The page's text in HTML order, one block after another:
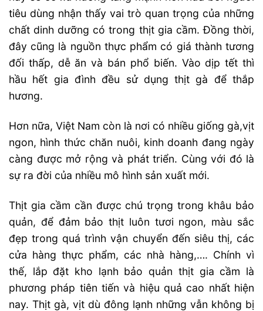
tiêu dùng nhận thấy vai trò quan trọng của những
chất dinh dưỡng có trong thịt gia cầm. Đồng thời,
đây cũng là nguồn thực phẩm có giá thành tương
đối thấp, dễ ăn và bán phổ biến. Vào dịp tết thì
hầu hết gia đình đều sử dụng thịt gà để thắp
hương.
Hơn nữa, Việt Nam còn là nơi có nhiều giống gà,vịt
ngon, hình thức chăn nuôi, kinh doanh đang ngày
càng được mở rộng và phát triển. Cùng với đó là
sự ra đời của nhiều mô hình sản xuất mới.
Thịt gia cầm cần được chú trọng trong khâu bảo
quản, để đảm bảo thịt luôn tươi ngon, màu sắc
đẹp trong quá trình vận chuyển đến siêu thị, các
cửa hàng thực phẩm, các nhà hàng,…. Chính vì
thế, lắp đặt kho lạnh bảo quản thịt gia cầm là
phương pháp tiên tiến và hiệu quả cao nhất hiện
nay. Thịt gà, vịt dù đông lạnh những vẫn không bị